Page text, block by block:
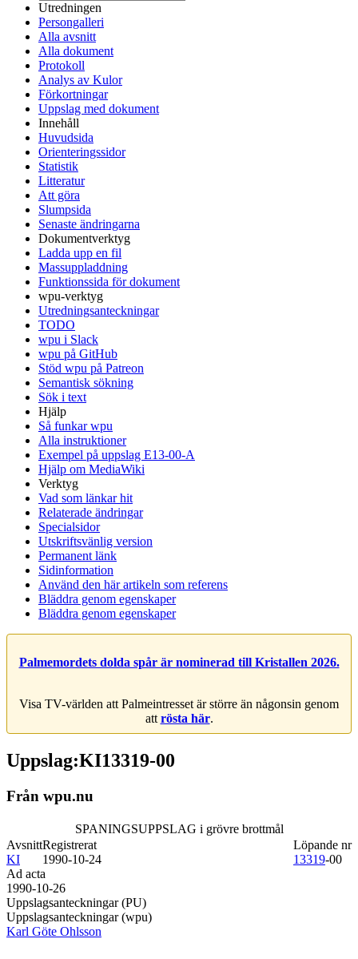
Utredningen
Persongalleri
Alla avsnitt
Alla dokument
Protokoll
Analys av Kulor
Förkortningar
Uppslag med dokument
Innehåll
Huvudsida
Orienteringssidor
Statistik
Litteratur
Att göra
Slumpsida
Senaste ändringarna
Dokumentverktyg
Ladda upp en fil
Massuppladdning
Funktionssida för dokument
wpu-verktyg
Utredningsanteckningar
TODO
wpu i Slack
wpu på GitHub
Stöd wpu på Patreon
Semantisk sökning
Sök i text
Hjälp
Så funkar wpu
Alla instruktioner
Exempel på uppslag E13-00-A
Hjälp om MediaWiki
Verktyg
Vad som länkar hit
Relaterade ändringar
Specialsidor
Utskriftsvänlig version
Permanent länk
Sidinformation
Använd den här artikeln som referens
Bläddra genom egenskaper
Bläddra genom egenskaper
Palmemordets dolda spår är nominerad till Kristallen 2026.
Visa TV-världen att Palmeintresset är större än någonsin genom
att rösta här.
Uppslag:KI13319-00
Från wpu.nu
SPANINGSUPPSLAG i grövre brottmål
Avsnitt
KI
Löpande nr
13319-00
Registrerat
1990-10-24
Ad acta
1990-10-26
Uppslagsanteckningar (PU)
Uppslagsanteckningar (wpu)
Karl Göte Ohlsson